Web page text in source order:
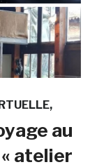
au
atelier